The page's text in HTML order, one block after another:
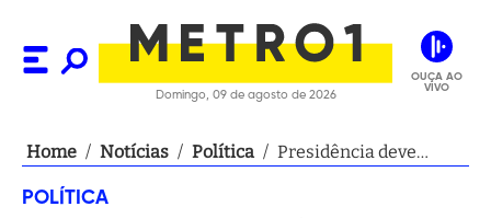
Domingo, 09 de agosto de 2026
OUÇA AO
VIVO
Home / Notícias / Política / Presidência deve
POLÍTICA